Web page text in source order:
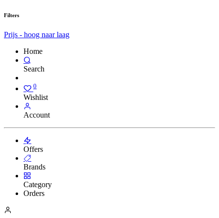
Filters
Prijs - hoog naar laag
Home
Search
0
Wishlist
Account
Offers
Brands
Category
Orders